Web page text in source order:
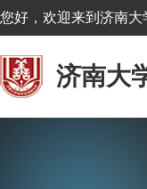
您好，欢迎来到济南大
济南大